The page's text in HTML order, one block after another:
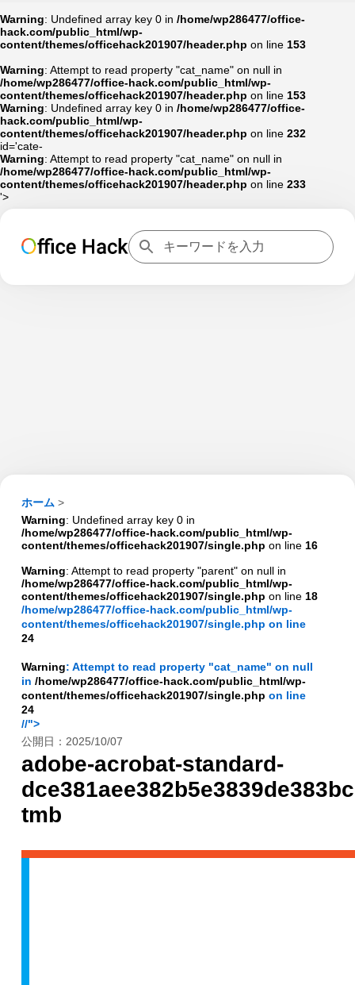
Warning: Undefined array key 0 in /home/wp286477/office-
hack.com/public_html/wp-
content/themes/officehack201907/header.php on line 153
Warning: Attempt to read property "cat_name" on null in
/home/wp286477/office-hack.com/public_html/wp-
content/themes/officehack201907/header.php on line 153
Warning: Undefined array key 0 in /home/wp286477/office-
hack.com/public_html/wp-
content/themes/officehack201907/header.php on line 232
id='cate-
Warning: Attempt to read property "cat_name" on null in
/home/wp286477/office-hack.com/public_html/wp-
content/themes/officehack201907/header.php on line 233
'>
ホーム >
Warning: Undefined array key 0 in
/home/wp286477/office-hack.com/public_html/wp-
content/themes/officehack201907/single.php on line 16
Warning: Attempt to read property "parent" on null in
/home/wp286477/office-hack.com/public_html/wp-
content/themes/officehack201907/single.php on line 18
/home/wp286477/office-hack.com/public_html/wp-
content/themes/officehack201907/single.php on line
24
Warning: Attempt to read property "cat_name" on null
in /home/wp286477/office-hack.com/public_html/wp-
content/themes/officehack201907/single.php on line
24
//">
公開日： 2025/10/07
adobe-acrobat-standard-
tmb